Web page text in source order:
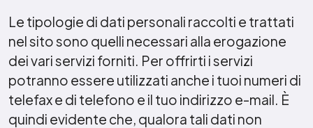
Le tipologie di dati personali raccolti e trattati
nel sito sono quelli necessari alla erogazione
dei vari servizi forniti. Per offrirti i servizi
potranno essere utilizzati anche i tuoi numeri di
telefax e di telefono e il tuo indirizzo e-mail. È
quindi evidente che, qualora tali dati non